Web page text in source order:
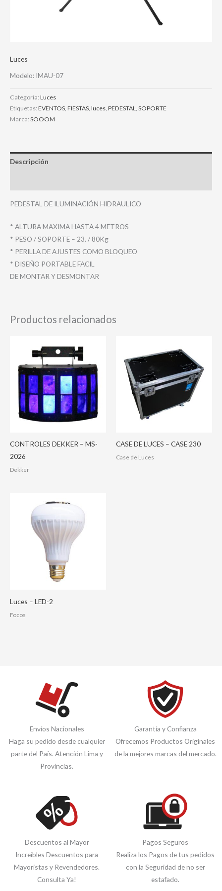
Luces
Modelo: IMAU-07
Categoría: Luces
Etiquetas: EVENTOS FIESTAS luces PEDESTAL SOPORTE
Marca: SOOOM
Descripción
PEDESTAL DE ILUMINACIÓN HIDRAULICO
* ALTURA MAXIMA HASTA 4 METROS
* PESO / SOPORTE – 23. / 80Kg
* PERILLA DE AJUSTES COMO BLOQUEO
* DISEÑO PORTABLE FACIL
DE MONTAR Y DESMONTAR
Productos relacionados
CONTROLES DEKKER – MS-
2026
Dekker
CASE DE LUCES – CASE 230
Case de Luces
Luces – LED-2
Focos
Envíos Nacionales
Haga su pedido desde cualquier
parte del País. Atención Lima y
Provincias.
Garantía y Confianza
Ofrecemos Productos Originales
de la mejores marcas del mercado.
Descuentos al Mayor
Increíbles Descuentos para
Mayoristas y Revendedores.
Consulta Ya!
Pagos Seguros
Realiza los Pagos de tus pedidos
con la Seguridad de no ser
estafado.